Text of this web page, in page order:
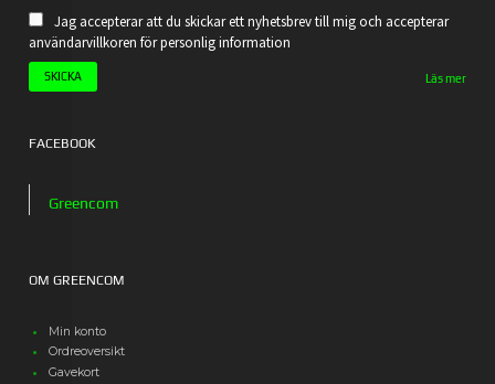
Jag accepterar att du skickar ett nyhetsbrev till mig och accepterar
användarvillkoren för personlig information
Läs mer
FACEBOOK
Greencom
OM GREENCOM
Min konto
Ordreoversikt
Gavekort